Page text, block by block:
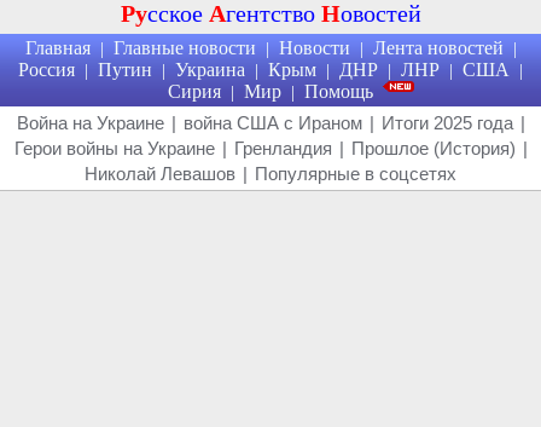
Русское Агентство Новостей
Главная | Главные новости | Новости | Лента новостей |
Россия | Путин | Украина | Крым | ДНР | ЛНР | США |
Сирия | Мир | Помощь
Война на Украине | война США с Ираном | Итоги 2025 года |
Герои войны на Украине | Гренландия | Прошлое (История) |
Николай Левашов | Популярные в соцсетях